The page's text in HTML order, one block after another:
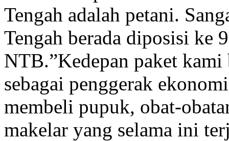
Tengah adalah petani.
Tengah berada diposisi ke
NTB.”Kedepan paket kami
sebagai penggerak
membeli pupuk, obat-
makelar yang selama ini